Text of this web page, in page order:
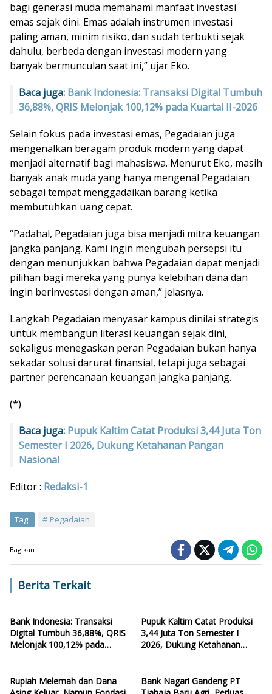
bagi generasi muda memahami manfaat investasi
emas sejak dini. Emas adalah instrumen investasi
paling aman, minim risiko, dan sudah terbukti sejak
dahulu, berbeda dengan investasi modern yang
banyak bermunculan saat ini,” ujar Eko.
Baca juga: Bank Indonesia: Transaksi Digital Tumbuh
36,88%, QRIS Melonjak 100,12% pada Kuartal II-2026
Selain fokus pada investasi emas, Pegadaian juga
mengenalkan beragam produk modern yang dapat
menjadi alternatif bagi mahasiswa. Menurut Eko, masih
banyak anak muda yang hanya mengenal Pegadaian
sebagai tempat menggadaikan barang ketika
membutuhkan uang cepat.
“Padahal, Pegadaian juga bisa menjadi mitra keuangan
jangka panjang. Kami ingin mengubah persepsi itu
dengan menunjukkan bahwa Pegadaian dapat menjadi
pilihan bagi mereka yang punya kelebihan dana dan
ingin berinvestasi dengan aman,” jelasnya.
Langkah Pegadaian menyasar kampus dinilai strategis
untuk membangun literasi keuangan sejak dini,
sekaligus menegaskan peran Pegadaian bukan hanya
sekadar solusi darurat finansial, tetapi juga sebagai
partner perencanaan keuangan jangka panjang.
(*)
Baca juga: Pupuk Kaltim Catat Produksi 3,44 Juta Ton
Semester I 2026, Dukung Ketahanan Pangan
Nasional
Editor : Redaksi-1
Tag: Pegadaian
Bagikan
Berita Terkait
Bank Indonesia: Transaksi
Digital Tumbuh 36,88%, QRIS
Melonjak 100,12% pada
Pupuk Kaltim Catat Produksi
3,44 Juta Ton Semester I
2026, Dukung Ketahanan
Rupiah Melemah dan Dana
Bank Nagari Gandeng PT